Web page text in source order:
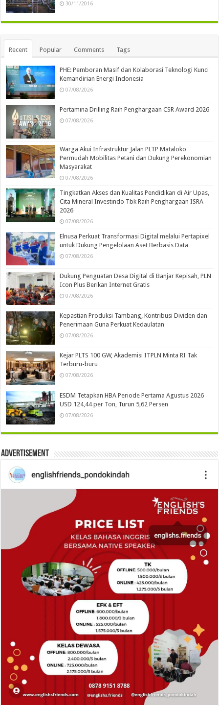
30/11/2016
Recent Popular Comments Tags
PHE: Pemboran Masif dan Kolaborasi Teknologi Kunci
Kemandirian Energi Indonesia
07/08/2026
Pertamina Drilling Raih Penghargaan CSR Award 2026
07/08/2026
Warga Akui Infrastruktur Jalan PLTP Mataloko
Permudah Mobilitas Petani dan Dukung Perekonomian
Masyarakat
07/08/2026
Tingkatkan Akses dan Kualitas Pendidikan di Air Upas,
Cita Mineral Investindo Tbk Raih Penghargaan ISRA
2026
07/08/2026
Elnusa Perkuat Transformasi Digital melalui Pertapixel
untuk Dukung Pengelolaan Aset Berbasis Data
07/08/2026
Dukung Penguatan Desa Digital di Banjar Kepisah, PLN
Icon Plus Berikan Internet Gratis
07/08/2026
Kepastian Produksi Tambang, Kontribusi Dividen dan
Penerimaan Guna Perkuat Kedaulatan
07/08/2026
Kejar PLTS 100 GW, Akademisi ITPLN Minta RI Tak
Terburu-buru
07/08/2026
ESDM Tetapkan HBA Periode Pertama Agustus 2026
USD 124,44 per Ton, Turun 5,62 Persen
07/08/2026
Advertisement